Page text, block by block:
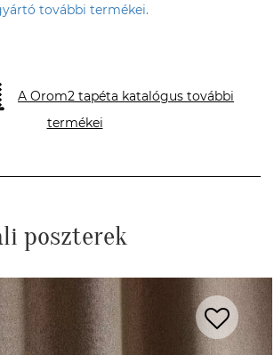
további termékei.
A Orom2 tapéta katalógus további
termékei
poszterek